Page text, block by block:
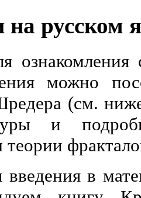
на русском
можно
(см.
и
теории
в